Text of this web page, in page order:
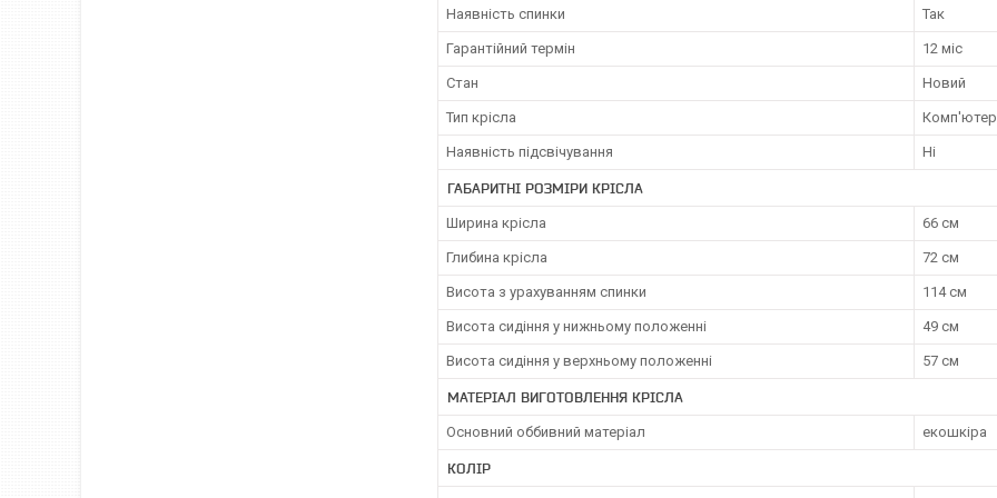
Наявність спинки Так
Гарантійний термін 12 міс
Стан Новий
Тип крісла
Наявність підсвічування Ні
ГАБАРИТНІ РОЗМІРИ КРІСЛА
Ширина крісла 66 см
Глибина крісла 72 см
Висота з урахуванням спинки 114 см
Висота сидіння у нижньому положенні 49 см
Висота сидіння у верхньому положенні 57 см
МАТЕРІАЛ ВИГОТОВЛЕННЯ КРІСЛА
Основний оббивний матеріал екошкіра
КОЛІР